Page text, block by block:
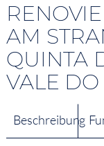
AM
QUINTA
VALE
Beschreibung